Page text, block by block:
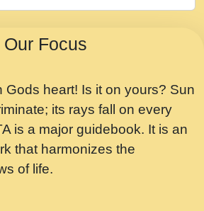
Chahe Shyam Ho.mp3
बनन न आय, रठ हर क मनन न आय
shastri ji maharaj.mp3
जाप - गीता प्रेरणा -Swami
Maharaj.mp3
वल कगन Special Shyam
Our Focus
Gods heart! Is it on yours? Sun
its rays fall on every
is a major guidebook. It is an
that harmonizes the
of life.